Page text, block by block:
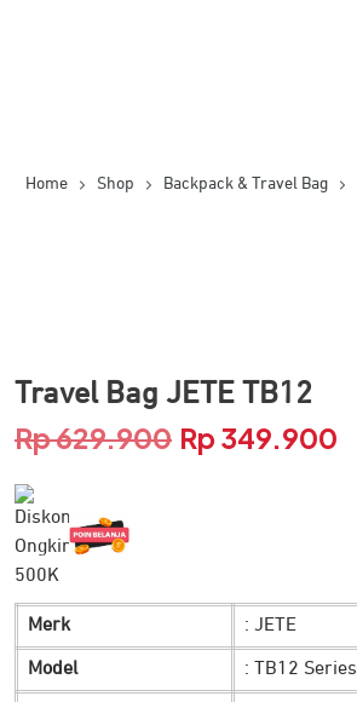
Home Shop Backpack & Travel Bag
Travel Bag JETE TB12
Rp629.900 Harga
Rp 349.900
Merk : JETE
Model : TB12 Series